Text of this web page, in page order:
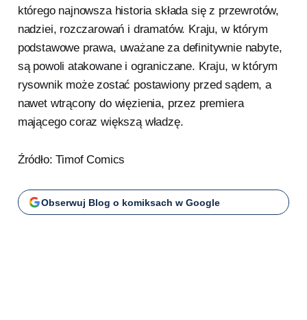
którego najnowsza historia składa się z przewrotów,
nadziei, rozczarowań i dramatów. Kraju, w którym
podstawowe prawa, uważane za definitywnie nabyte,
są powoli atakowane i ograniczane. Kraju, w którym
rysownik może zostać postawiony przed sądem, a
nawet wtrącony do więzienia, przez premiera
mającego coraz większą władzę.
Źródło: Timof Comics
Obserwuj Blog o komiksach w Google